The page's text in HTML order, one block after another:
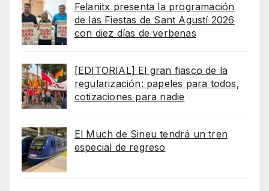
Felanitx presenta la programación
de las Fiestas de Sant Agustí 2026
con diez días de verbenas
[EDITORIAL] El gran fiasco de la
regularización: papeles para todos,
cotizaciones para nadie
El Much de Sineu tendrá un tren
especial de regreso